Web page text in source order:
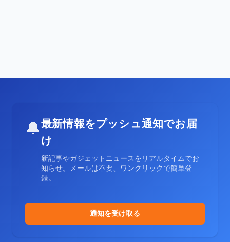
🔔最新情報をプッシュ通知でお届
け
新記事やガジェットニュースをリアルタイムでお
知らせ。メールは不要、ワンクリックで簡単登
録。
通知を受け取る